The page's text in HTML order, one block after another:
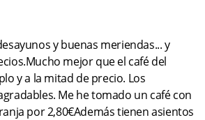
y buenas meriendas... y
mejor que el café del
y a la mitad de precio. Los
Me he tomado un café con
por 2,80€Además tienen asientos